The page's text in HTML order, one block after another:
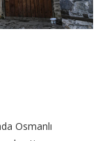
Osmanlı